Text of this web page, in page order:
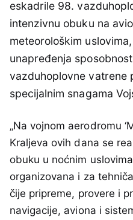
eskadrile 98.
intenzivnu obuku na
meteorološkim
unapređenja
vazduhoplovne vatrene
specijalnim snagama
„Na vojnom aerodromu
Kraljeva ovih dana se
obuku u noćnim
organizovana i za
čije pripreme, provere i
navigacije, aviona i